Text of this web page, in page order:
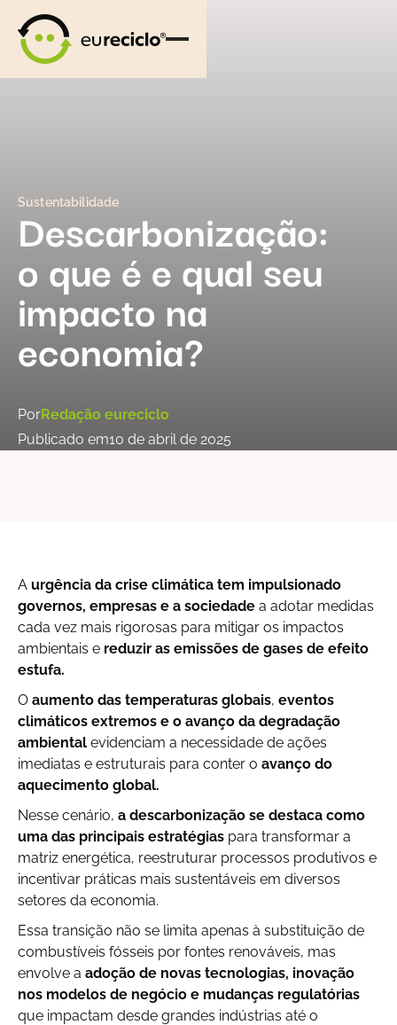
Sustentabilidade
Descarbonização:
o que é e qual seu
impacto na
economia?
PorRedação eureciclo
Publicado em10 de abril de 2025
A urgência da crise climática tem impulsionado
governos, empresas e a sociedade a adotar medidas
cada vez mais rigorosas para mitigar os impactos
ambientais e reduzir as emissões de gases de efeito
estufa.
O aumento das temperaturas globais, eventos
climáticos extremos e o avanço da degradação
ambiental evidenciam a necessidade de ações
imediatas e estruturais para conter o avanço do
aquecimento global.
Nesse cenário, a descarbonização se destaca como
uma das principais estratégias para transformar a
matriz energética, reestruturar processos produtivos e
incentivar práticas mais sustentáveis em diversos
setores da economia.
Essa transição não se limita apenas à substituição de
combustíveis fósseis por fontes renováveis, mas
envolve a adoção de novas tecnologias, inovação
nos modelos de negócio e mudanças regulatórias
que impactam desde grandes indústrias até o